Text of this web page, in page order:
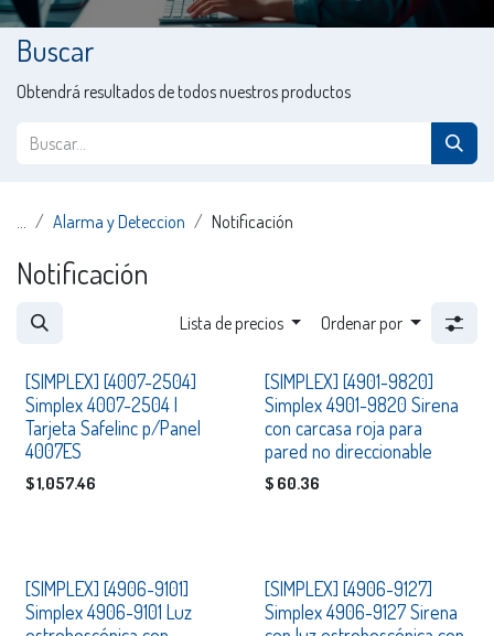
Buscar
Obtendrá resultados de todos nuestros productos
... Alarma y Deteccion Notificación
Notificación
Lista de precios Ordenar por
Disponible
[SIMPLEX] [4007-2504]
Simplex 4007-2504 |
Tarjeta Safelinc p/Panel
4007ES
$1,057.46
Consultar
[SIMPLEX] [4901-9820]
Simplex 4901-9820 Sirena
con carcasa roja para
pared no direccionable
$ 60.36
Consultar
[SIMPLEX] [4906-9101]
Simplex 4906-9101 Luz
Consultar
[SIMPLEX] [4906-9127]
Simplex 4906-9127 Sirena